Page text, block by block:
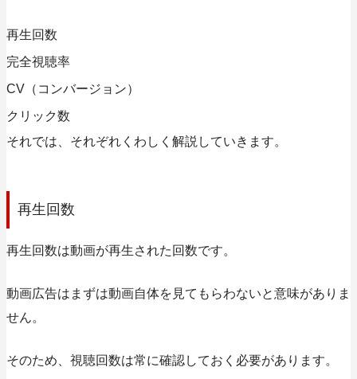
再生回数
完全視聴率
CV（コンバージョン）
クリック数
それでは、それぞれくわしく解説していきます。
再生回数
再生回数は動画が再生された回数です。
動画広告はまずは動画自体を見てもらわないと意味がありま
せん。
そのため、視聴回数は常に確認しておく必要があります。